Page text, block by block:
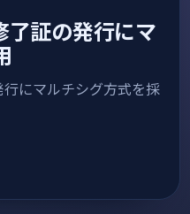
了証の発行にマ
行にマルチシグ方式を採